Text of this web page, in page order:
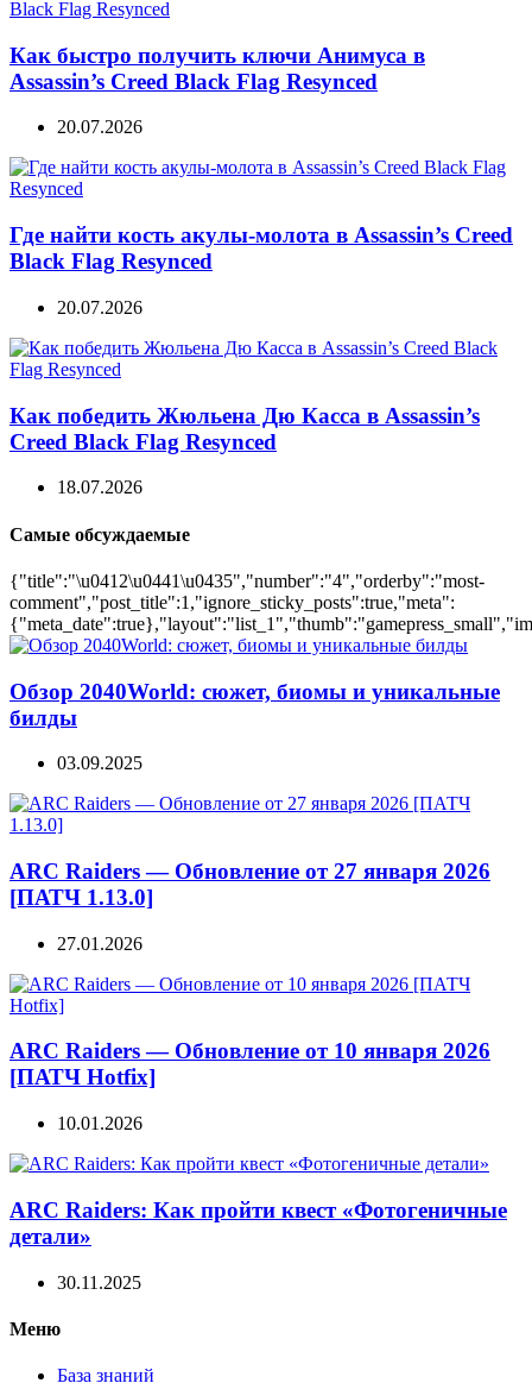
Как быстро получить ключи Анимуса в
Assassin’s Creed Black Flag Resynced
20.07.2026
Где найти кость акулы-молота в Assassin’s Creed
Black Flag Resynced
20.07.2026
Как победить Жюльена Дю Касса в Assassin’s
Creed Black Flag Resynced
18.07.2026
Самые обсуждаемые
{"title":"\u0412\u0441\u0435","number":"4","orderby":"most-
comment","post_title":1,"ignore_sticky_posts":true,"meta":
Обзор 2040World: сюжет, биомы и уникальные
билды
03.09.2025
ARC Raiders — Обновление от 27 января 2026
[ПАТЧ 1.13.0]
27.01.2026
ARC Raiders — Обновление от 10 января 2026
[ПАТЧ Hotfix]
10.01.2026
ARC Raiders: Как пройти квест «Фотогеничные
детали»
30.11.2025
Меню
База знаний